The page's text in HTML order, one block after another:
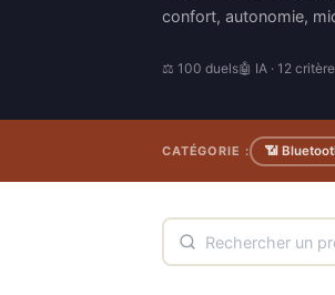
confort, autonomie,
⚖ 100 duels🤖 IA · 12
CATÉGORIE : 📶